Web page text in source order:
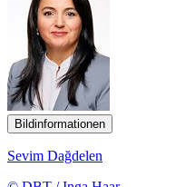
Bildinformationen
Sevim Dağdelen